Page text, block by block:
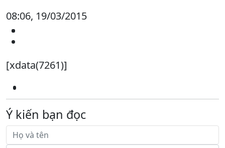
08:06, 19/03/2015
[xdata(7261)]
Ý kiến bạn đọc